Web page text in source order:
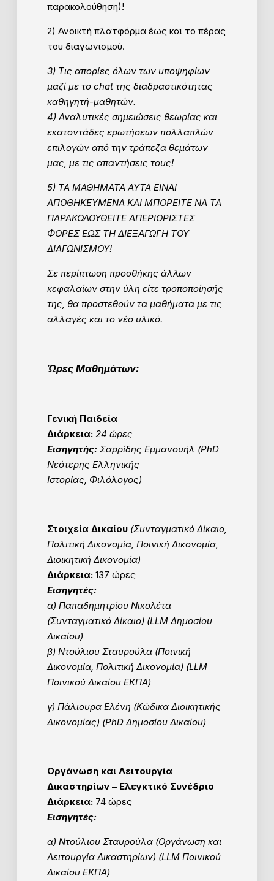
παρακολούθηση)!
2) Ανοικτή πλατφόρμα έως και το πέρας
του διαγωνισμού.
3) Τις απορίες όλων των υποψηφίων
μαζί με το chat της διαδραστικότητας
καθηγητή-μαθητών.
4) Αναλυτικές σημειώσεις θεωρίας και
εκατοντάδες ερωτήσεων πολλαπλών
επιλογών από την τράπεζα θεμάτων
μας, με τις απαντήσεις τους!
5) ΤΑ ΜΑΘΗΜΑΤΑ ΑΥΤΑ ΕΙΝΑΙ
ΑΠΟΘΗΚΕΥΜΕΝΑ ΚΑΙ ΜΠΟΡΕΙΤΕ ΝΑ ΤΑ
ΠΑΡΑΚΟΛΟΥΘΕΙΤΕ ΑΠΕΡΙΟΡΙΣΤΕΣ
ΦΟΡΕΣ ΕΩΣ ΤΗ ΔΙΕΞΑΓΩΓΗ ΤΟΥ
ΔΙΑΓΩΝΙΣΜΟΥ!
Σε περίπτωση προσθήκης άλλων
κεφαλαίων στην ύλη είτε τροποποίησής
της, θα προστεθούν τα μαθήματα με τις
αλλαγές και το νέο υλικό.
Ώρες Μαθημάτων:
Γενική Παιδεία
Διάρκεια: 24 ώρες
Εισηγητής: Σαρρίδης Εμμανουήλ (PhD
Νεότερης Ελληνικής
Ιστορίας, Φιλόλογος)
Στοιχεία Δικαίου(Συνταγματικό Δίκαιο,
Πολιτική Δικονομία, Ποινική Δικονομία,
Διοικητική Δικονομία)
Διάρκεια: 137 ώρες
Εισηγητές:
α) Παπαδημητρίου Νικολέτα
(Συνταγματικό Δίκαιο) (LLM Δημοσίου
Δικαίου)
β) Ντούλιου Σταυρούλα (Ποινική
Δικονομία, Πολιτική Δικονομία) (LLM
Ποινικού Δικαίου ΕΚΠΑ)
γ) Πάλιουρα Ελένη (Κώδικα Διοικητικής
Δικονομίας) (PhD Δημοσίου Δικαίου)
Οργάνωση και Λειτουργία
Δικαστηρίων – Ελεγκτικό Συνέδριο
Διάρκεια: 74 ώρες
Εισηγητές:
α) Ντούλιου Σταυρούλα (Οργάνωση και
Λειτουργία Δικαστηρίων) (LLM Ποινικού
Δικαίου ΕΚΠΑ)